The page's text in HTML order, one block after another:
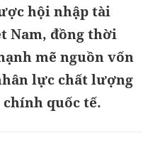
hội nhập tài
Nam, đồng thời
mẽ nguồn vốn
lực chất lượng
quốc tế.